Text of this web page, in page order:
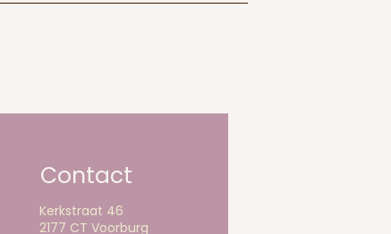
Contact
Kerkstraat 46
2177 CT Voorburg